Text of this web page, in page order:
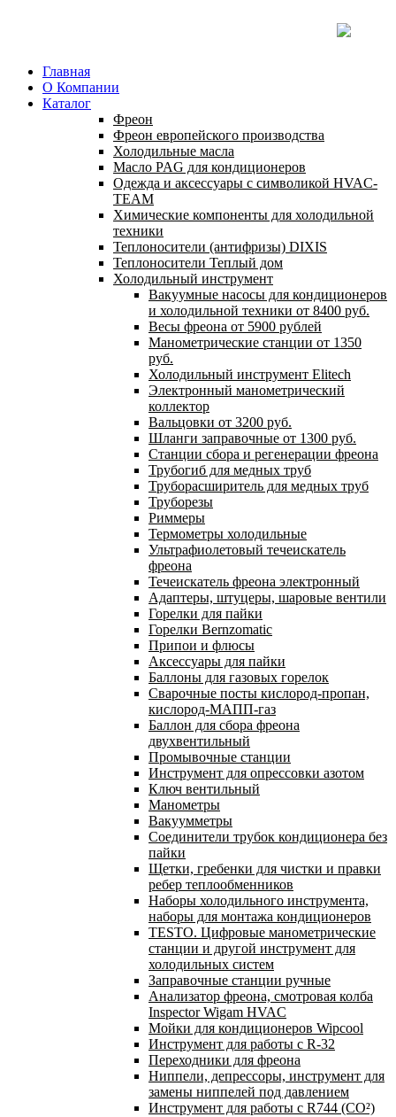
Главная
О Компании
Каталог
Фреон
Фреон европейского производства
Холодильные масла
Масло PAG для кондиционеров
Одежда и аксессуары с символикой HVAC-
TEAM
Химические компоненты для холодильной
техники
Теплоносители (антифризы) DIXIS
Теплоносители Теплый дом
Холодильный инструмент
Вакуумные насосы для кондиционеров
и холодильной техники от 8400 руб.
Весы фреона от 5900 рублей
Манометрические станции от 1350
руб.
Холодильный инструмент Elitech
Электронный манометрический
коллектор
Вальцовки от 3200 руб.
Шланги заправочные от 1300 руб.
Станции сбора и регенерации фреона
Трубогиб для медных труб
Труборасширитель для медных труб
Труборезы
Риммеры
Термометры холодильные
Ультрафиолетовый течеискатель
фреона
Течеискатель фреона электронный
Адаптеры, штуцеры, шаровые вентили
Горелки для пайки
Горелки Bernzomatic
Припои и флюсы
Аксессуары для пайки
Баллоны для газовых горелок
Сварочные посты кислород-пропан,
кислород-МАПП-газ
Баллон для сбора фреона
двухвентильный
Промывочные станции
Инструмент для опрессовки азотом
Ключ вентильный
Манометры
Вакуумметры
Соединители трубок кондиционера без
пайки
Щетки, гребенки для чистки и правки
ребер теплообменников
Наборы холодильного инструмента,
наборы для монтажа кондиционеров
TESTO. Цифровые манометрические
станции и другой инструмент для
холодильных систем
Заправочные станции ручные
Анализатор фреона, смотровая колба
Inspector Wigam HVAC
Мойки для кондиционеров Wipcool
Инструмент для работы с R-32
Переходники для фреона
Ниппели, депрессоры, инструмент для
замены ниппелей под давлением
Инструмент для работы с R744 (CO²)